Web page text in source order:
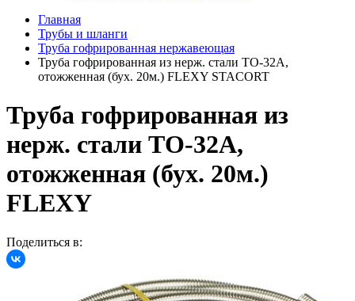
Главная
Трубы и шланги
Труба гофрированная нержавеющая
Труба гофрированная из нерж. стали ТО-32А,
отожженная (бух. 20м.) FLEXY STACORT
Труба гофрированная из
нерж. стали ТО-32А,
отожженная (бух. 20м.)
FLEXY
Поделиться в: